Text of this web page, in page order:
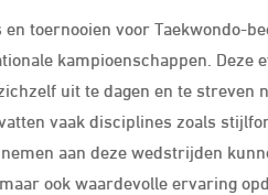
toernooien voor Taekwondo-
kampioenschappen. Deze
uit te dagen en te
vaak disciplines zoals
aan deze wedstrijden
ook waardevolle ervaring